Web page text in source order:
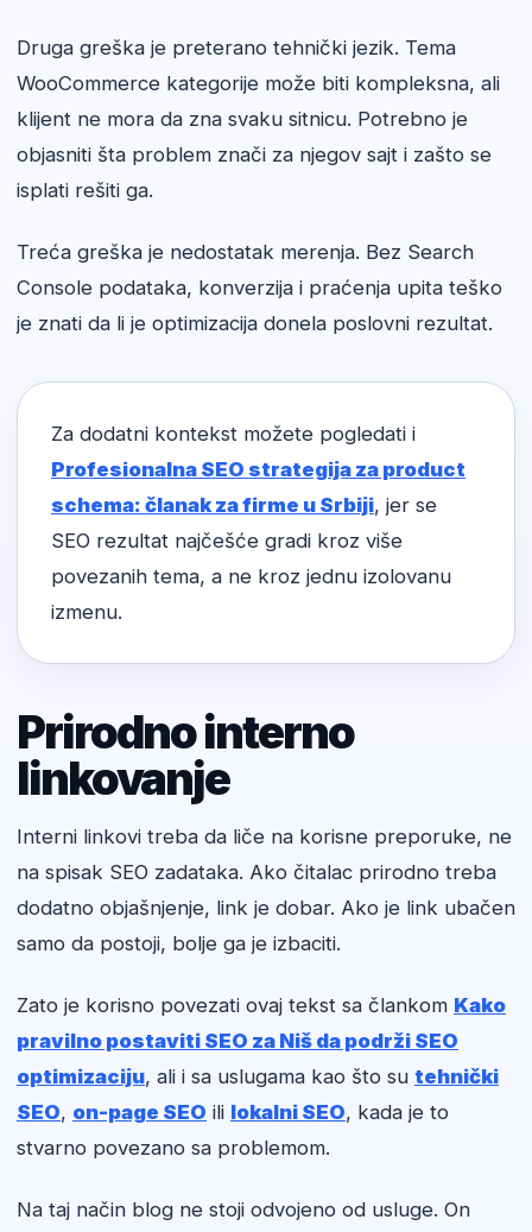
Druga greška je preterano tehnički jezik. Tema
WooCommerce kategorije može biti kompleksna, ali
klijent ne mora da zna svaku sitnicu. Potrebno je
objasniti šta problem znači za njegov sajt i zašto se
isplati rešiti ga.
Treća greška je nedostatak merenja. Bez Search
Console podataka, konverzija i praćenja upita teško
je znati da li je optimizacija donela poslovni rezultat.
Za dodatni kontekst možete pogledati i
Profesionalna SEO strategija za product
schema: članak za firme u Srbiji, jer se
SEO rezultat najčešće gradi kroz više
povezanih tema, a ne kroz jednu izolovanu
izmenu.
Prirodno interno
linkovanje
Interni linkovi treba da liče na korisne preporuke, ne
na spisak SEO zadataka. Ako čitalac prirodno treba
dodatno objašnjenje, link je dobar. Ako je link ubačen
samo da postoji, bolje ga je izbaciti.
Zato je korisno povezati ovaj tekst sa člankom Kako
pravilno postaviti SEO za Niš da podrži SEO
optimizaciju, ali i sa uslugama kao što su tehnički
SEO, on-page SEO ili lokalni SEO, kada je to
stvarno povezano sa problemom.
Na taj način blog ne stoji odvojeno od usluge. On